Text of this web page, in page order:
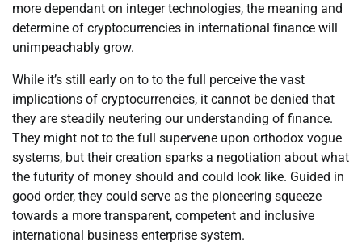
more dependant on integer technologies, the meaning and
determine of cryptocurrencies in international finance will
unimpeachably grow.
While it’s still early on to to the full perceive the vast
implications of cryptocurrencies, it cannot be denied that
they are steadily neutering our understanding of finance.
They might not to the full supervene upon orthodox vogue
systems, but their creation sparks a negotiation about what
the futurity of money should and could look like. Guided in
good order, they could serve as the pioneering squeeze
towards a more transparent, competent and inclusive
international business enterprise system.